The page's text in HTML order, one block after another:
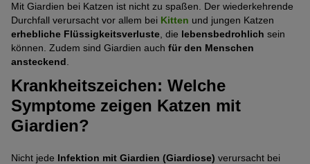
Mit Giardien bei Katzen ist nicht zu spaßen. Der wiederkehrende
Durchfall verursacht vor allem bei Kitten und jungen Katzen
erhebliche Flüssigkeitsverluste , die lebensbedrohlich sein
können. Zudem sind Giardien auch für den Menschen
ansteckend
Krankheitszeichen: Welche
Symptome zeigen Katzen mit
Giardien?
Nicht jede Infektion mit Giardien (Giardiose) verursacht bei